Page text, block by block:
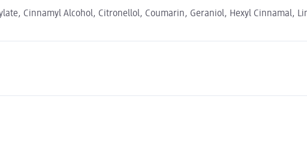
Cinnamyl Alcohol, Citronellol, Coumarin, Geraniol, Hexyl Cinnamal,